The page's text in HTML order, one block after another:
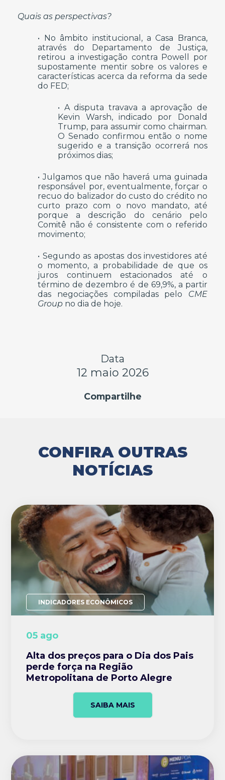
Quais as perspectivas?
• No âmbito institucional, a Casa Branca,
através do Departamento de Justiça,
retirou a investigação contra Powell por
supostamente mentir sobre os valores e
características acerca da reforma da sede
do FED;
• A disputa travava a aprovação de
Kevin Warsh, indicado por Donald
Trump, para assumir como chairman.
O Senado confirmou então o nome
sugerido e a transição ocorrerá nos
próximos dias;
• Julgamos que não haverá uma guinada
responsável por, eventualmente, forçar o
recuo do balizador do custo do crédito no
curto prazo com o novo mandato, até
porque a descrição do cenário pelo
Comitê não é consistente com o referido
movimento;
• Segundo as apostas dos investidores até
o momento, a probabilidade de que os
juros continuem estacionados até o
término de dezembro é de 69,9%, a partir
das negociações compiladas pelo CME
Group no dia de hoje.
Data
12 maio 2026
Compartilhe
CONFIRA OUTRAS
NOTÍCIAS
INDICADORES ECONÔMICOS
05 ago
Alta dos preços para o Dia dos Pais
perde força na Região
Metropolitana de Porto Alegre
SAIBA MAIS